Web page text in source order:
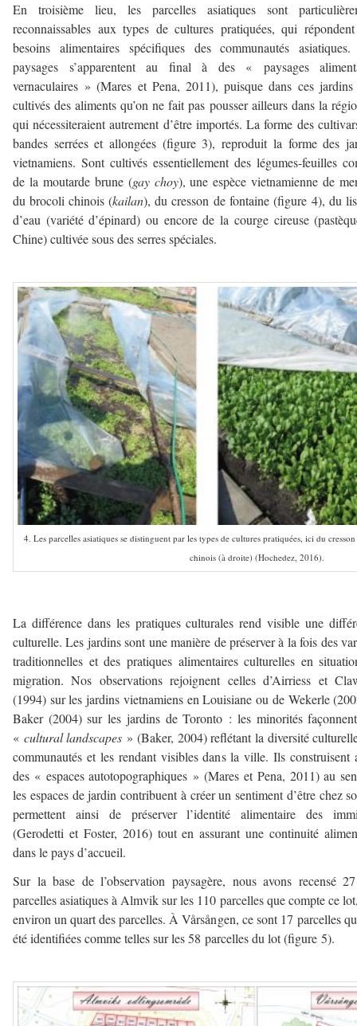
En troisième lieu, les parcelles asiatiques sont
reconnaissables aux types de cultures pratiquées, qui
besoins alimentaires spécifiques des communautés
paysages s’apparentent au final à des « paysages
vernaculaires » (Mares et Pena, 2011), puisque dans ces jardins
cultivés des aliments qu’on ne fait pas pousser ailleurs dans la
qui nécessiteraient autrement d’être importés. La forme des
bandes serrées et allongées (figure 3), reproduit la forme des
vietnamiens. Sont cultivés essentiellement des légumes-feuilles
de la moutarde brune (gay choy), une espèce vietnamienne de
du brocoli chinois (kailan), du cresson de fontaine (figure 4), du
d’eau (variété d’épinard) ou encore de la courge cireuse
Chine) cultivée sous des serres spéciales.
4. Les parcelles asiatiques se distinguent par les types de cultures pratiquées, ici du
chinois (à droite) (Hochedez, 2016).
La différence dans les pratiques culturales rend visible une
culturelle. Les jardins sont une manière de préserver à la fois des
traditionnelles et des pratiques alimentaires culturelles en
migration. Nos observations rejoignent celles d’Airriess et
(1994) sur les jardins vietnamiens en Louisiane ou de Wekerle
Baker (2004) sur les jardins de Toronto : les minorités
« cultural landscapes » (Baker, 2004) reflétant la diversité
communautés et les rendant visibles dans la ville. Ils construisent
des « espaces autotopographiques » (Mares et Pena, 2011) au
les espaces de jardin contribuent à créer un sentiment d’être chez
permettent ainsi de préserver l’identité alimentaire des
(Gerodetti et Foster, 2016) tout en assurant une continuité
dans le pays d’accueil.
Sur la base de l’observation paysagère, nous avons recensé
parcelles asiatiques à Almvik sur les 110 parcelles que compte ce
environ un quart des parcelles. À Vårsången, ce sont 17 parcelles
été identifiées comme telles sur les 58 parcelles du lot (figure 5).